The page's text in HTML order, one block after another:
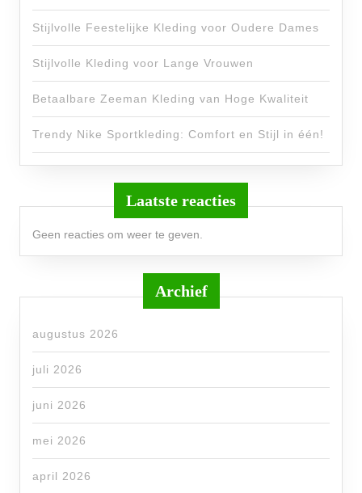
Stijlvolle Feestelijke Kleding voor Oudere Dames
Stijlvolle Kleding voor Lange Vrouwen
Betaalbare Zeeman Kleding van Hoge Kwaliteit
Trendy Nike Sportkleding: Comfort en Stijl in één!
Laatste reacties
Geen reacties om weer te geven.
Archief
augustus 2026
juli 2026
juni 2026
mei 2026
april 2026